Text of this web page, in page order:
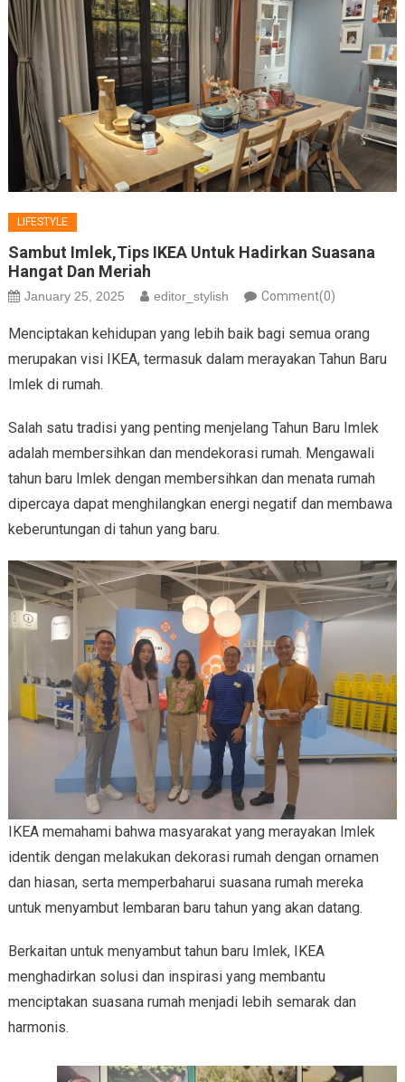
LIFESTYLE
Sambut Imlek,Tips IKEA Untuk Hadirkan Suasana
Hangat Dan Meriah
January 25, 2025 editor_stylish Comment(0)
Menciptakan kehidupan yang lebih baik bagi semua orang
merupakan visi IKEA, termasuk dalam merayakan Tahun Baru
Imlek di rumah.
Salah satu tradisi yang penting menjelang Tahun Baru Imlek
adalah membersihkan dan mendekorasi rumah. Mengawali
tahun baru Imlek dengan membersihkan dan menata rumah
dipercaya dapat menghilangkan energi negatif dan membawa
keberuntungan di tahun yang baru.
IKEA memahami bahwa masyarakat yang merayakan Imlek
identik dengan melakukan dekorasi rumah dengan ornamen
dan hiasan, serta memperbaharui suasana rumah mereka
untuk menyambut lembaran baru tahun yang akan datang.
Berkaitan untuk menyambut tahun baru Imlek, IKEA
menghadirkan solusi dan inspirasi yang membantu
menciptakan suasana rumah menjadi lebih semarak dan
harmonis.